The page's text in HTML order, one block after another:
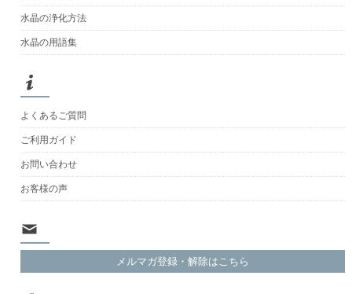
水晶の浄化方法
水晶の用語集
よくあるご質問
ご利用ガイド
お問い合わせ
お客様の声
メルマガ登録・解除はこちら